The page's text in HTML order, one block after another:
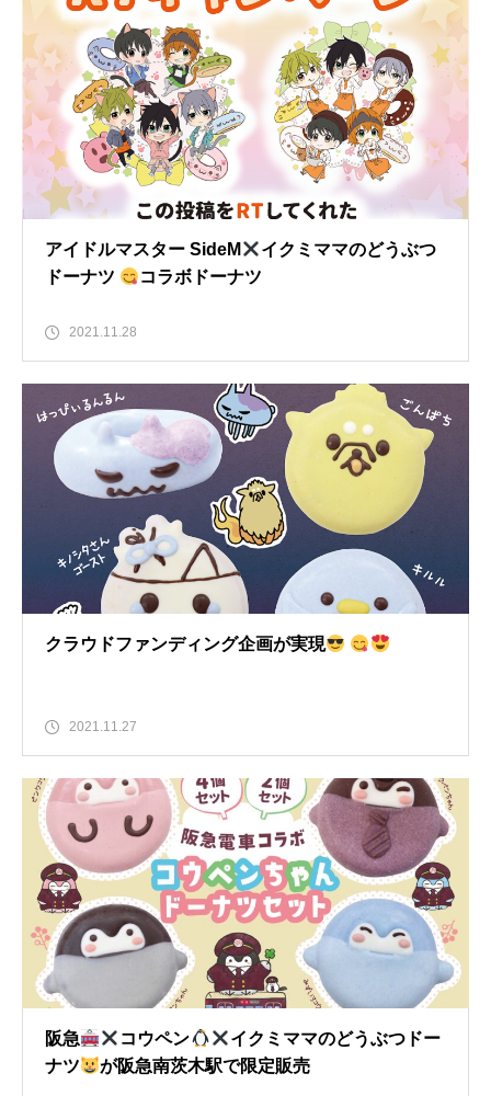
アイドルマスター SideM
イクミママのどうぶつ
ドーナツ
コラボドーナツ
2021.11.28
クラウドファンディング企画が実現
2021.11.27
阪急 コウペン
イクミママのどうぶつドー
ナツ
が阪急南茨木駅で限定販売